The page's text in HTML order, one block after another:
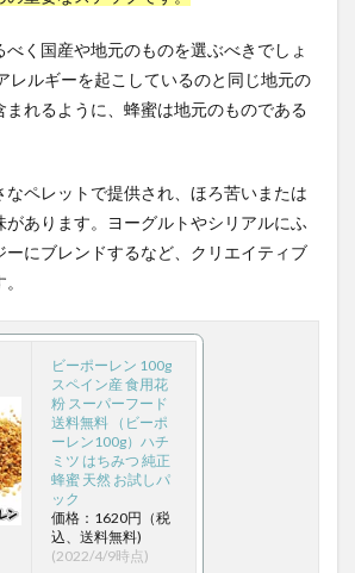
慈善財団活用
慢性疲労 慢性疾患
憲法
田悠輔 成長ホルモン
成長因子
略的組織化
手のシワ
手のシワの原因
手の老化
りせんべい
アプローチ
投資の大原則
投資診断士
投資適格債 抗がん
体依存性感染増強
抗原テスト
原検査キット
抗炎症薬
毛予防
抜毛症
べく国産や地元のものを選ぶべきでしょ
レルギーを起こしているのと同じ地元の
まれるように、蜂蜜は地元のものである
なペレットで提供され、ほろ苦いまたは
があります。ヨーグルトやシリアルにふ
ーにブレンドするなど、クリエイティブ
ビーポーレン 100g
スペイン産 食用花
粉 スーパーフード
送料無料 （ビーポ
ーレン100g）ハチ
ミツ はちみつ 純正
蜂蜜 天然 お試しパ
ック
価格：1620円（税
込、送料無料)
(2022/4/9時点)